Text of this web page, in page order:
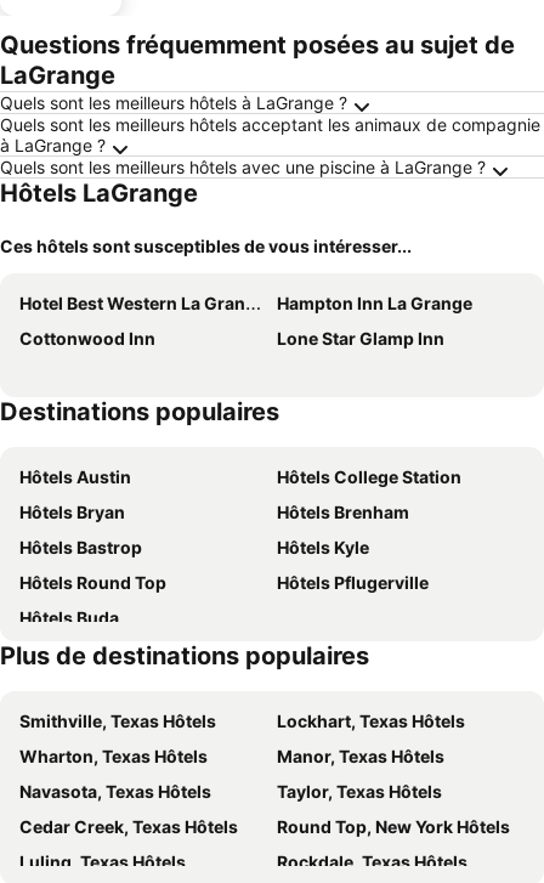
Questions fréquemment posées au sujet de
LaGrange
Quels sont les meilleurs hôtels à LaGrange ?
Quels sont les meilleurs hôtels acceptant les animaux de compagnie
à LaGrange ?
Quels sont les meilleurs hôtels avec une piscine à LaGrange ?
Hôtels LaGrange
Ces hôtels sont susceptibles de vous intéresser...
Hotel Best Western La Grange Inn & Suites
Hampton Inn La Grange
Cottonwood Inn
Lone Star Glamp Inn
Destinations populaires
Hôtels Austin
Hôtels College Station
Hôtels Bryan
Hôtels Brenham
Hôtels Bastrop
Hôtels Kyle
Hôtels Round Top
Hôtels Pflugerville
Hôtels Buda
Plus de destinations populaires
Smithville, Texas Hôtels
Lockhart, Texas Hôtels
Wharton, Texas Hôtels
Manor, Texas Hôtels
Navasota, Texas Hôtels
Taylor, Texas Hôtels
Cedar Creek, Texas Hôtels
Round Top, New York Hôtels
Luling, Texas Hôtels
Rockdale, Texas Hôtels